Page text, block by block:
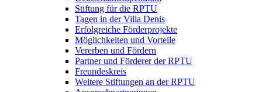
Stiftung für die RPTU
Tagen in der Villa Denis
Erfolgreiche Förderprojekte
Möglichkeiten und Vorteile
Vererben und Fördern
Partner und Förderer der RPTU
Freundeskreis
Weitere Stiftungen an der RPTU